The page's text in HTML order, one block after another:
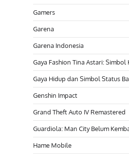
Gamers
Garena
Garena Indonesia
Gaya Fashion Tina Astari: Simbol
Gaya Hidup dan Simbol Status
Genshin Impact
Grand Theft Auto IV Remastered
Guardiola: Man City Belum
Hame Mobile